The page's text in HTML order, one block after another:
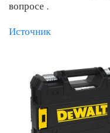
вопросе .
Источник